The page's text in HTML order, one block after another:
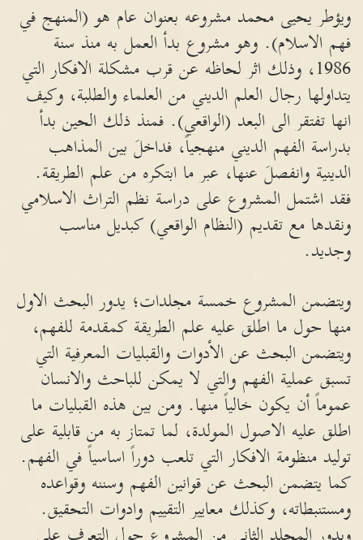
ويؤطر يحيى محمد مشروعه بعنوان عام هو (المنهج في
فهم الاسلام). وهو مشروع بدأ العمل به منذ سنة
1986، وذلك اثر لحاظه عن قرب مشكلة الافكار التي
يتداولها رجال العلم الديني من العلماء والطلبة، وكيف
انها تفتقر الى البعد (الواقعي). فمنذ ذلك الحين بدأ
بدراسة الفهم الديني منهجياً، فداخلَ بين المذاهب
الدينية وانفصلَ عنها، عبر ما ابتكره من علم الطريقة.
فقد اشتمل المشروع على دراسة نظم التراث الاسلامي
ونقدها مع تقديم (النظام الواقعي) كبديل مناسب
وجديد.
ويتضمن المشروع خمسة مجلدات؛ يدور البحث الاول
منها حول ما اطلق عليه علم الطريقة كمقدمة للفهم،
ويتضمن البحث عن الأدوات والقبليات المعرفية التي
تسبق عملية الفهم والتي لا يمكن للباحث والانسان
عموماً أن يكون خالياً منها. ومن بين هذه القبليات ما
اطلق عليه الاصول المولدة، لما تمتاز به من قابلية على
توليد منظومة الافكار التي تلعب دوراً اساسياً في الفهم.
كما يتضمن البحث عن قوانين الفهم وسننه وقواعده
ومستنبطاته، وكذلك معايير التقييم وادوات التحقيق.